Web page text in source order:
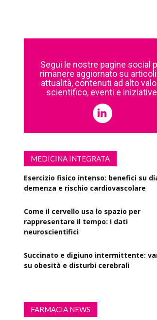
Segui le nostre pagine social
rimanere aggiornato su
attualità, contenuti ad alto
scientifico, eventi e
MEDICINA INTEGRATA
Esercizio fisico intenso: benefici su
demenza e rischio cardiovascolare
Come il cervello usa lo spazio per
rappresentare il tempo: i dati
neuroscientifici
Succinato e digiuno intermittente:
su obesità e disturbi cerebrali
FARMACIA NEWS